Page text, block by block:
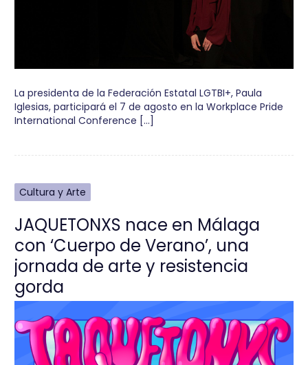
La presidenta de la Federación Estatal LGTBI+, Paula
Iglesias, participará el 7 de agosto en la Workplace Pride
International Conference […]
Cultura y Arte
JAQUETONXS nace en Málaga
con ‘Cuerpo de Verano’, una
jornada de arte y resistencia
gorda